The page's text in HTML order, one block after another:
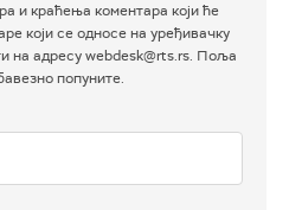
и краћења коментара који ће
који се односе на уређивачку
на адресу webdesk@rts.rs. Поља
попуните.